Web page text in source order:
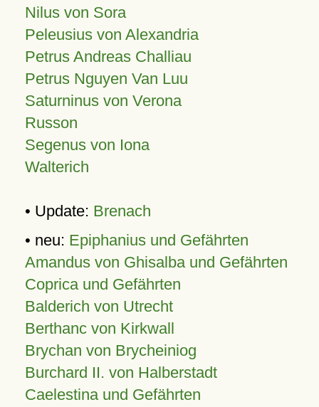
Nilus von Sora
Peleusius von Alexandria
Petrus Andreas Challiau
Petrus Nguyen Van Luu
Saturninus von Verona
Russon
Segenus von Iona
Walterich
• Update: Brenach
• neu: Epiphanius und Gefährten
Amandus von Ghisalba und Gefährten
Coprica und Gefährten
Balderich von Utrecht
Berthanc von Kirkwall
Brychan von Brycheiniog
Burchard II. von Halberstadt
Caelestina und Gefährten